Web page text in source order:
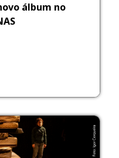
álbum no